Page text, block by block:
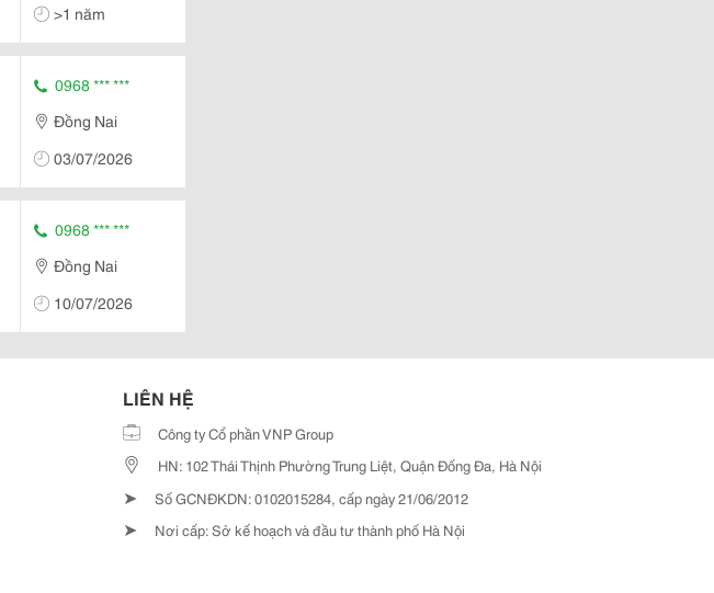
>1 năm
0968 *** ***
Đồng Nai
03/07/2026
0968 *** ***
Đồng Nai
10/07/2026
LIÊN HỆ
Công ty Cổ phần VNP Group
HN: 102 Thái Thịnh Phường Trung Liệt, Quận Đống Đa, Hà Nội
➤ Số GCNĐKDN: 0102015284, cấp ngày 21/06/2012
➤ Nơi cấp: Sở kế hoạch và đầu tư thành phố Hà Nội